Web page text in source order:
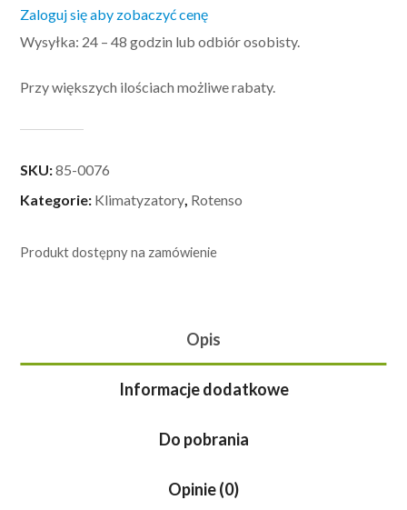
Zaloguj się aby zobaczyć cenę
Wysyłka: 24 – 48 godzin lub odbiór osobisty.
Przy większych ilościach możliwe rabaty.
SKU:85-0076
Kategorie: Klimatyzatory Rotenso
Produkt dostępny na zamówienie
Opis
Informacje dodatkowe
Do pobrania
Opinie (0)